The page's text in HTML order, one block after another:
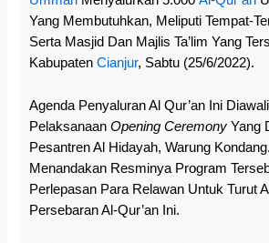
Yang Membutuhkan, Meliputi Tempat-
Serta Masjid Dan Majlis Ta’lim Yang
KabupatenCianjur, Sabtu (25/6/2022).
Agenda Penyaluran Al Qur’an Ini
PelaksanaanOpening Ceremony Yang
Pesantren Al Hidayah, Warung
Menandakan Resminya Program
Perlepasan Para Relawan Untuk Turut
Persebaran Al-Qur’an Ini.